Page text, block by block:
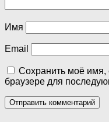
Имя
Email
Сохранить моё имя,
браузере для